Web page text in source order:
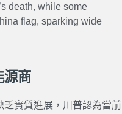
death, while some
flag, sparking wide
源商
乏實質進展，川普認為當前